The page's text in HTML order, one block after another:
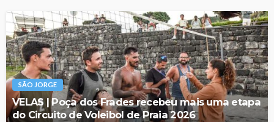
SÃO JORGE
VELAS | Poça dos Frades recebeu mais uma etapa
do Circuito de Voleibol de Praia 2026